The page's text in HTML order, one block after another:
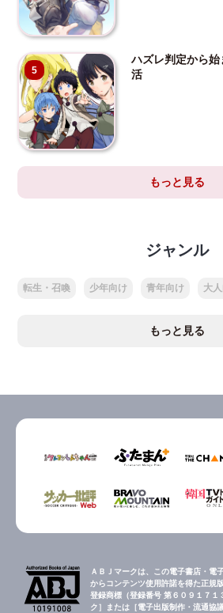
5
ハズレ判定から
活
もっと見る
ジャンル
転生・召喚 少年向け 青年向け 大
もっと見る
ＡＢＪマークは、この電子書店・電
からコンテンツ使用許諾を得た正規
登録商標（登録番号 第６０９１７
ク］または［電子出版制作・流通協